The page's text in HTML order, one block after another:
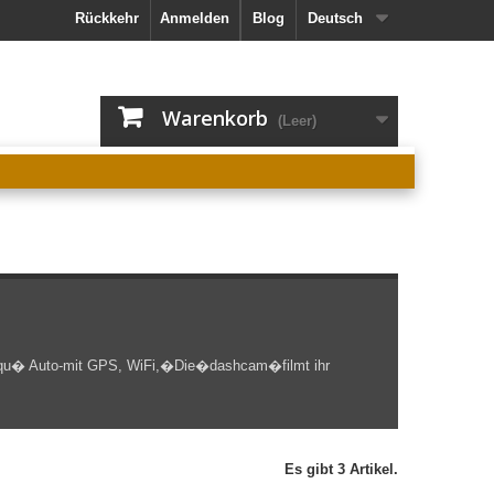
Deutsch
Blog
Anmelden
Rückkehr
Warenkorb (Leer)
Auto-mit GPS, WiFi,�Die�dashcam�filmt ihr
Es gibt 3 Artikel.